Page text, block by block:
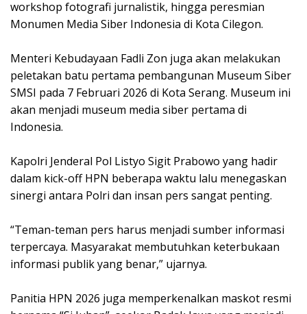
workshop fotografi jurnalistik, hingga peresmian
Monumen Media Siber Indonesia di Kota Cilegon.
Menteri Kebudayaan Fadli Zon juga akan melakukan
peletakan batu pertama pembangunan Museum Siber
SMSI pada 7 Februari 2026 di Kota Serang. Museum ini
akan menjadi museum media siber pertama di
Indonesia.
Kapolri Jenderal Pol Listyo Sigit Prabowo yang hadir
dalam kick-off HPN beberapa waktu lalu menegaskan
sinergi antara Polri dan insan pers sangat penting.
“Teman-teman pers harus menjadi sumber informasi
terpercaya. Masyarakat membutuhkan keterbukaan
informasi publik yang benar,” ujarnya.
Panitia HPN 2026 juga memperkenalkan maskot resmi